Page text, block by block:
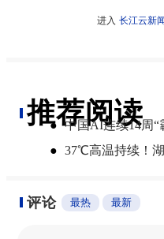
进入 长江云新
推荐阅读
● 中国AI连续14周“
●
评论 最热 最新